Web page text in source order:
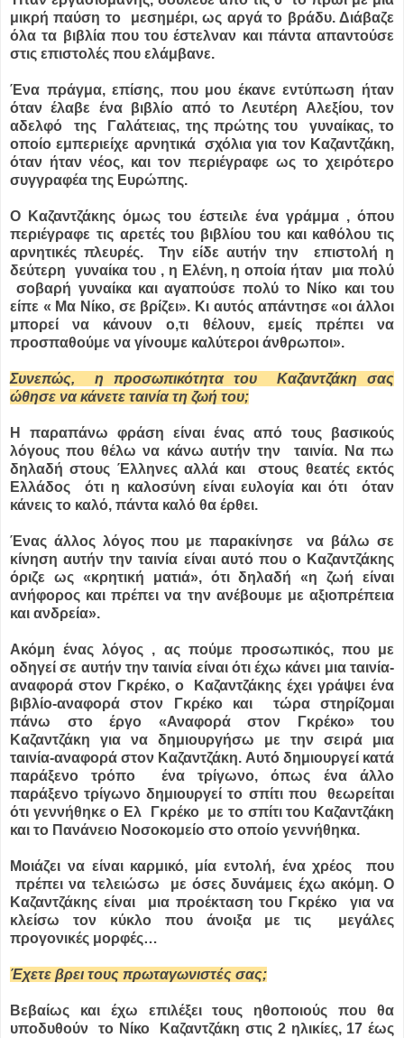
μικρή παύση το μεσημέρι, ως αργά το βράδυ. Διάβαζε
όλα τα βιβλία που του έστελναν και πάντα απαντούσε
στις επιστολές που ελάμβανε.
Ένα πράγμα, επίσης, που μου έκανε εντύπωση ήταν
όταν έλαβε ένα βιβλίο από το Λευτέρη Αλεξίου, τον
αδελφό της Γαλάτειας, της πρώτης του γυναίκας, το
οποίο εμπεριείχε αρνητικά σχόλια για τον Καζαντζάκη,
όταν ήταν νέος, και τον περιέγραφε ως το χειρότερο
συγγραφέα της Ευρώπης.
Ο Καζαντζάκης όμως του έστειλε ένα γράμμα , όπου
περιέγραφε τις αρετές του βιβλίου του και καθόλου τις
αρνητικές πλευρές. Την είδε αυτήν την επιστολή η
δεύτερη γυναίκα του , η Ελένη, η οποία ήταν μια πολύ
σοβαρή γυναίκα και αγαπούσε πολύ το Νίκο και του
είπε « Μα Νίκο, σε βρίζει». Κι αυτός απάντησε «οι άλλοι
μπορεί να κάνουν ο,τι θέλουν, εμείς πρέπει να
προσπαθούμε να γίνουμε καλύτεροι άνθρωποι».
Συνεπώς, η προσωπικότητα του Καζαντζάκη σας
ώθησε να κάνετε ταινία τη ζωή του;
Η παραπάνω φράση είναι ένας από τους βασικούς
λόγους που θέλω να κάνω αυτήν την ταινία. Να πω
δηλαδή στους Έλληνες αλλά και στους θεατές εκτός
Ελλάδος ότι η καλοσύνη είναι ευλογία και ότι όταν
κάνεις το καλό, πάντα καλό θα έρθει.
Ένας άλλος λόγος που με παρακίνησε να βάλω σε
κίνηση αυτήν την ταινία είναι αυτό που ο Καζαντζάκης
όριζε ως «κρητική ματιά», ότι δηλαδή «η ζωή είναι
ανήφορος και πρέπει να την ανέβουμε με αξιοπρέπεια
και ανδρεία».
Ακόμη ένας λόγος , ας πούμε προσωπικός, που με
οδηγεί σε αυτήν την ταινία είναι ότι έχω κάνει μια ταινία-
αναφορά στον Γκρέκο, ο Καζαντζάκης έχει γράψει ένα
βιβλίο-αναφορά στον Γκρέκο και τώρα στηρίζομαι
πάνω στο έργο «Αναφορά στον Γκρέκο» του
Καζαντζάκη για να δημιουργήσω με την σειρά μια
ταινία-αναφορά στον Καζαντζάκη. Αυτό δημιουργεί κατά
παράξενο τρόπο ένα τρίγωνο, όπως ένα άλλο
παράξενο τρίγωνο δημιουργεί το σπίτι που θεωρείται
ότι γεννήθηκε ο Ελ Γκρέκο με το σπίτι του Καζαντζάκη
και το Πανάνειο Νοσοκομείο στο οποίο γεννήθηκα.
Μοιάζει να είναι καρμικό, μία εντολή, ένα χρέος που
πρέπει να τελειώσω με όσες δυνάμεις έχω ακόμη. Ο
Καζαντζάκης είναι μια προέκταση του Γκρέκο για να
κλείσω τον κύκλο που άνοιξα με τις μεγάλες
προγονικές μορφές…
Έχετε βρει τους πρωταγωνιστές σας;
Βεβαίως και έχω επιλέξει τους ηθοποιούς που θα
υποδυθούν το Νίκο Καζαντζάκη στις 2 ηλικίες, 17 έως